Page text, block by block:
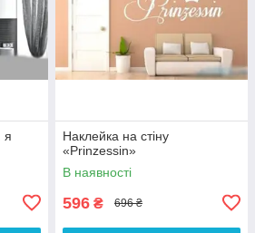
я
Наклейка на стіну
«Prinzessin»
В наявності
596 ₴ 696 ₴